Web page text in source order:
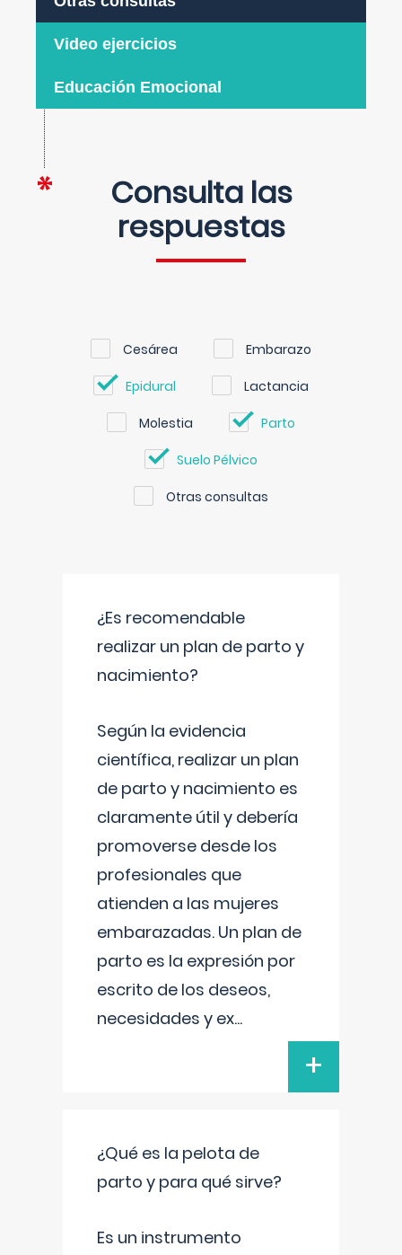
Video ejercicios
Educación Emocional
Consulta las
respuestas
Cesárea Embarazo
Epidural Lactancia
Molestia Parto
Suelo Pélvico
Otras consultas
¿Es recomendable
realizar un plan de parto y
nacimiento?
Según la evidencia
científica, realizar un plan
de parto y nacimiento es
claramente útil y debería
promoverse desde los
profesionales que
atienden a las mujeres
embarazadas. Un plan de
parto es la expresión por
escrito de los deseos,
necesidades y ex...
+
¿Qué es la pelota de
parto y para qué sirve?
Es un instrumento